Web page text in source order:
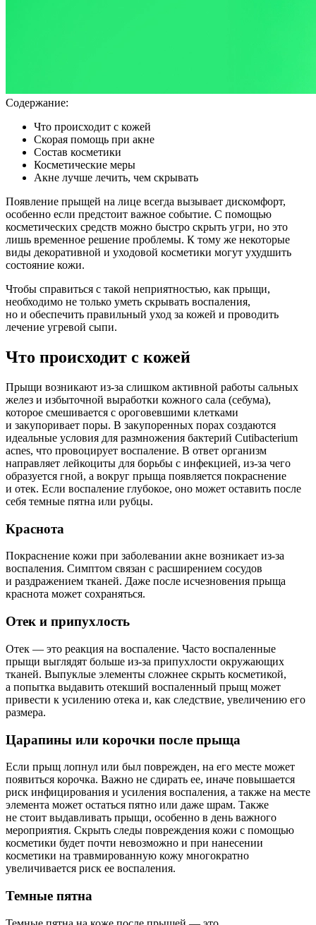
Содержание:
Что происходит с кожей
Скорая помощь при акне
Состав косметики
Косметические меры
Акне лучше лечить, чем скрывать
Появление прыщей на лице всегда вызывает дискомфорт,
особенно если предстоит важное событие. С помощью
косметических средств можно быстро скрыть угри, но это
лишь временное решение проблемы. К тому же некоторые
виды декоративной и уходовой косметики могут ухудшить
состояние кожи.
Чтобы справиться с такой неприятностью, как прыщи,
необходимо не только уметь скрывать воспаления,
но и обеспечить правильный уход за кожей и проводить
лечение угревой сыпи.
Что происходит с кожей
Прыщи возникают из-за слишком активной работы сальных
желез и избыточной выработки кожного сала (себума),
которое смешивается с ороговевшими клетками
и закупоривает поры. В закупоренных порах создаются
идеальные условия для размножения бактерий Cutibacterium
acnes, что провоцирует воспаление. В ответ организм
направляет лейкоциты для борьбы с инфекцией, из-за чего
образуется гной, а вокруг прыща появляется покраснение
и отек. Если воспаление глубокое, оно может оставить после
себя темные пятна или рубцы.
Краснота
Покраснение кожи при заболевании акне возникает из-за
воспаления. Симптом связан с расширением сосудов
и раздражением тканей. Даже после исчезновения прыща
краснота может сохраняться.
Отек и припухлость
Отек — это реакция на воспаление. Часто воспаленные
прыщи выглядят больше из-за припухлости окружающих
тканей. Выпуклые элементы сложнее скрыть косметикой,
а попытка выдавить отекший воспаленный прыщ может
привести к усилению отека и, как следствие, увеличению его
размера.
Царапины или корочки после прыща
Если прыщ лопнул или был поврежден, на его месте может
появиться корочка. Важно не сдирать ее, иначе повышается
риск инфицирования и усиления воспаления, а также на месте
элемента может остаться пятно или даже шрам. Также
не стоит выдавливать прыщи, особенно в день важного
мероприятия. Скрыть следы повреждения кожи с помощью
косметики будет почти невозможно и при нанесении
косметики на травмированную кожу многократно
увеличивается риск ее воспаления.
Темные пятна